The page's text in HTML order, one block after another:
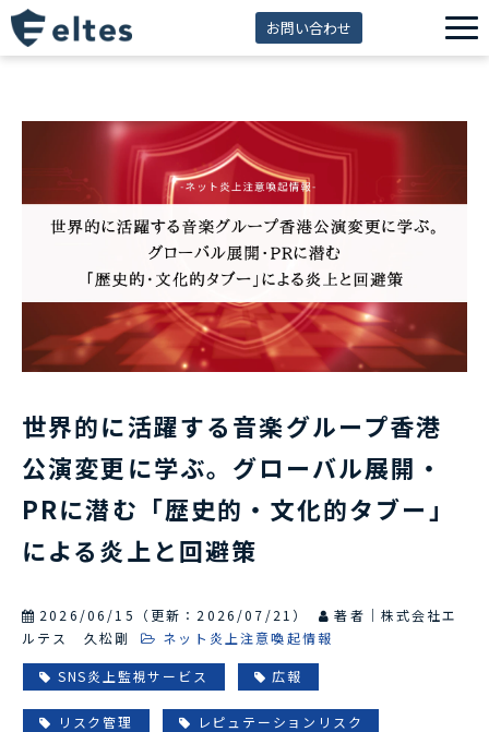
お問い合わせ
解決できる課題
セミナー
資料ダウンロード
導入事例
世界的に活躍する音楽グループ香港
公演変更に学ぶ。グローバル展開・
PRに潜む「歴史的・文化的タブー」
による炎上と回避策
2026/06/15 （更新： 2026/07/21 ）
著者｜株式会社エ
ルテス 久松剛
ネット炎上注意喚起情報
SNS炎上監視サービス 広報
リスク管理 レピュテーションリスク